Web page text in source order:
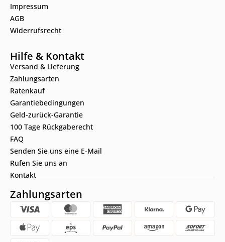
Impressum
AGB
Widerrufsrecht
Hilfe & Kontakt
Versand & Lieferung
Zahlungsarten
Ratenkauf
Garantiebedingungen
Geld-zurück-Garantie
100 Tage Rückgaberecht
FAQ
Senden Sie uns eine E-Mail
Rufen Sie uns an
Kontakt
Zahlungsarten